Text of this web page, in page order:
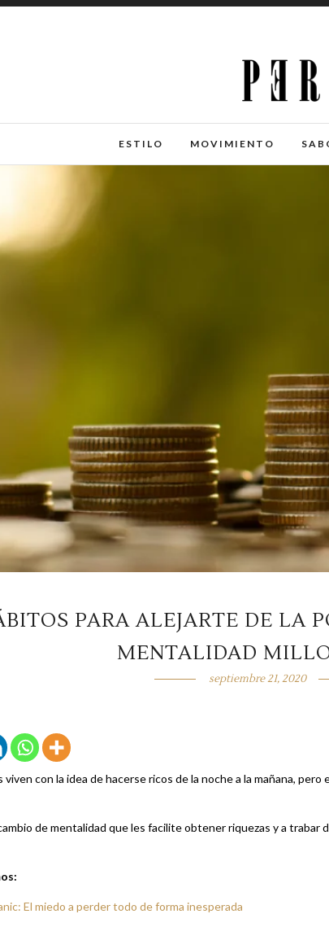
ESTILO MOVIMIENTO
PARA ALEJARTE DE LA
MENTALIDAD
septiembre 21, 2020
viven con la idea de hacerse ricos de la noche a la mañana,
de mentalidad que les facilite obtener riquezas y a trabar
El miedo a perder todo de forma inesperada